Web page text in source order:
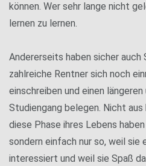
können. Wer sehr lange nicht
lernen zu lernen.
Andererseits haben sicher auch
zahlreiche Rentner sich noch
einschreiben und einen
Studiengang belegen. Nicht aus
diese Phase ihres Lebens
sondern einfach nur so, weil sie
interessiert und weil sie Spaß